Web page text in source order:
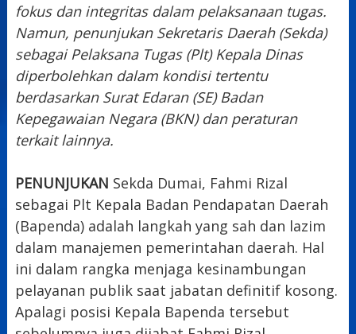
fokus dan integritas dalam pelaksanaan tugas.
Namun, penunjukan Sekretaris Daerah (Sekda)
sebagai Pelaksana Tugas (Plt) Kepala Dinas
diperbolehkan dalam kondisi tertentu
berdasarkan Surat Edaran (SE) Badan
Kepegawaian Negara (BKN) dan peraturan
terkait lainnya.
PENUNJUKAN Sekda Dumai, Fahmi Rizal
sebagai Plt Kepala Badan Pendapatan Daerah
(Bapenda) adalah langkah yang sah dan lazim
dalam manajemen pemerintahan daerah. Hal
ini dalam rangka menjaga kesinambungan
pelayanan publik saat jabatan definitif kosong.
Apalagi posisi Kepala Bapenda tersebut